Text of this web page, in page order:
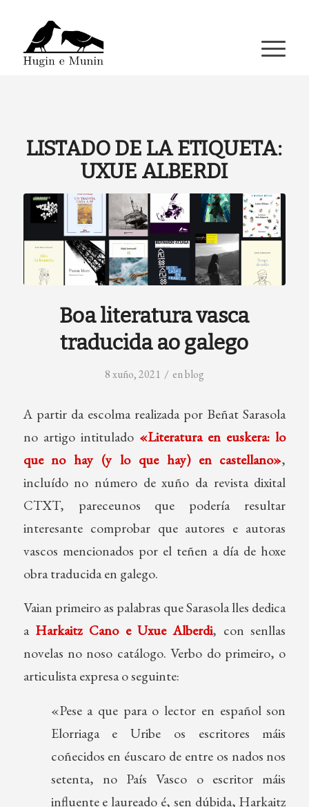
LISTADO DE LA ETIQUETA:
UXUE ALBERDI
Boa literatura vasca
traducida ao galego
8 xuño, 2021 / enblog
A partir da escolma realizada por Beñat Sarasola
no artigo intitulado «Literatura en euskera: lo
que no hay (y lo que hay) en castellano»,
incluído no número de xuño da revista dixital
CTXT, pareceunos que podería resultar
interesante comprobar que autores e autoras
vascos mencionados por el teñen a día de hoxe
obra traducida en galego.
Vaian primeiro as palabras que Sarasola lles dedica
a Harkaitz Cano e Uxue Alberdi, con senllas
novelas no noso catálogo. Verbo do primeiro, o
articulista expresa o seguinte:
«Pese a que para o lector en español son
Elorriaga e Uribe os escritores máis
coñecidos en éuscaro de entre os nados nos
setenta, no País Vasco o escritor máis
influente e laureado é, sen dúbida, Harkaitz